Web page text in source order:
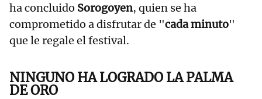
ha concluido Sorogoyen, quien se ha
comprometido a disfrutar de "cada minuto"
que le regale el festival.
NINGUNO HA LOGRADO LA PALMA
DE ORO